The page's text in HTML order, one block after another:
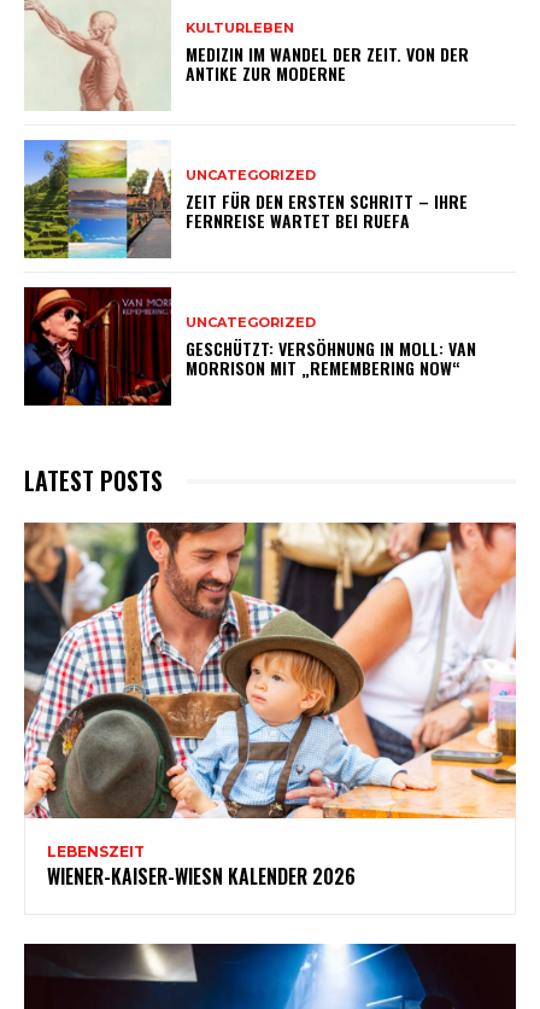
KULTURLEBEN
MEDIZIN IM WANDEL DER ZEIT. VON DER
ANTIKE ZUR MODERNE
UNCATEGORIZED
ZEIT FÜR DEN ERSTEN SCHRITT – IHRE
FERNREISE WARTET BEI RUEFA
UNCATEGORIZED
GESCHÜTZT: VERSÖHNUNG IN MOLL: VAN
MORRISON MIT „REMEMBERING NOW“
LATEST POSTS
LEBENSZEIT
WIENER-KAISER-WIESN KALENDER 2026